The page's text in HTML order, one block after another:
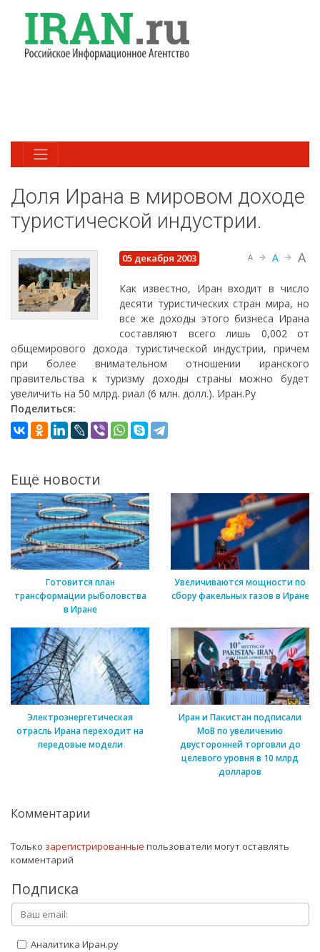
Доля Ирана в мировом доходе
туристической индустрии.
05 декабря 2003 A A A
Как известно, Иран входит в число
десяти туристических стран мира, но
все же доходы этого бизнеса Ирана
составляют всего лишь 0,002 от
общемирового дохода туристической индустрии, причем
при более внимательном отношении иранского
правительства к туризму доходы страны можно будет
увеличить на 50 млрд. риал (6 млн. долл.). Иран.Ру
Поделиться:
Ещё новости
Готовится план
трансформации рыболовства
в Иране
Увеличиваются мощности по
сбору факельных газов в Иране
Электроэнергетическая
отрасль Ирана переходит на
передовые модели
Иран и Пакистан подписали
МоВ по увеличению
двусторонней торговли до
целевого уровня в 10 млрд
долларов
Комментарии
Только зарегистрированные пользователи могут оставлять
комментарий
Подписка
Аналитика Иран.ру